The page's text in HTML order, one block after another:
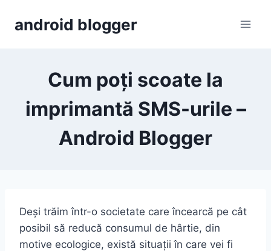
android blogger
Cum poți scoate la
imprimantă SMS-urile –
Android Blogger
Deși trăim într-o societate care încearcă pe cât
posibil să reducă consumul de hârtie, din
motive ecologice, există situații în care vei fi